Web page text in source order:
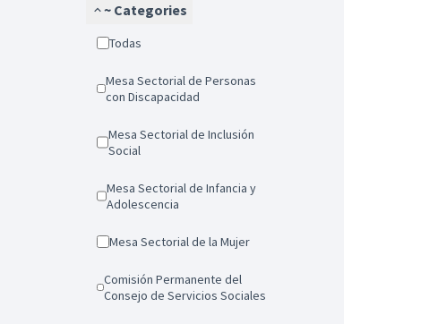
~ Categories
Todas
Mesa Sectorial de Personas
con Discapacidad
Mesa Sectorial de Inclusión
Social
Mesa Sectorial de Infancia y
Adolescencia
Mesa Sectorial de la Mujer
Comisión Permanente del
Consejo de Servicios Sociales